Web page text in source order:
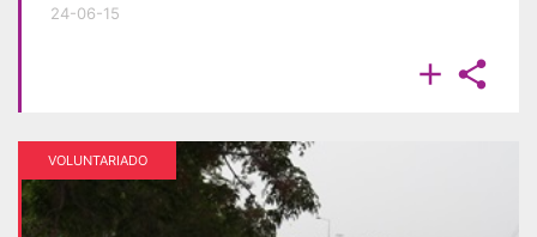
24-06-15
 
VOLUNTARIADO